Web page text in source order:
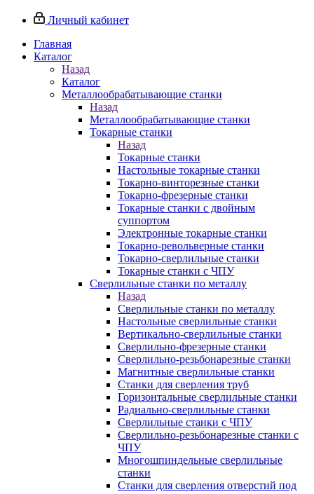
Личный кабинет
Главная
Каталог
Назад
Каталог
Металлообрабатывающие станки
Назад
Металлообрабатывающие станки
Токарные станки
Назад
Токарные станки
Настольные токарные станки
Токарно-винторезные станки
Токарно-фрезерные станки
Токарные станки с двойным
суппортом
Электронные токарные станки
Токарно-револьверные станки
Токарно-сверлильные станки
Токарные станки с ЧПУ
Сверлильные станки по металлу
Назад
Сверлильные станки по металлу
Настольные сверлильные станки
Вертикально-сверлильные станки
Сверлильно-фрезерные станки
Сверлильно-резьбонарезные станки
Магнитные сверлильные станки
Станки для сверления труб
Горизонтальные сверлильные станки
Радиально-сверлильные станки
Сверлильные станки с ЧПУ
Сверлильно-резьбонарезные станки с
ЧПУ
Многошпиндельные сверлильные
станки
Станки для сверления отверстий под